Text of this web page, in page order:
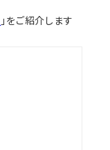
」をご紹介します